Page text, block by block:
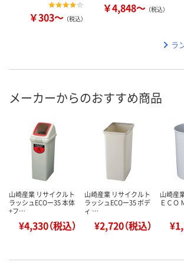
￥303～ （税込）
￥4,848～ （税込）
ラ
メーカーからのおすすめ商品
山崎産業 リサイクルト
ラッシュECOー35 本体
+フ…
¥4,330（税込）
山崎産業 リサイクルト
ラッシュECOー35 ボデ
ィ …
¥2,720（税込）
山崎産
ＥＣＯ